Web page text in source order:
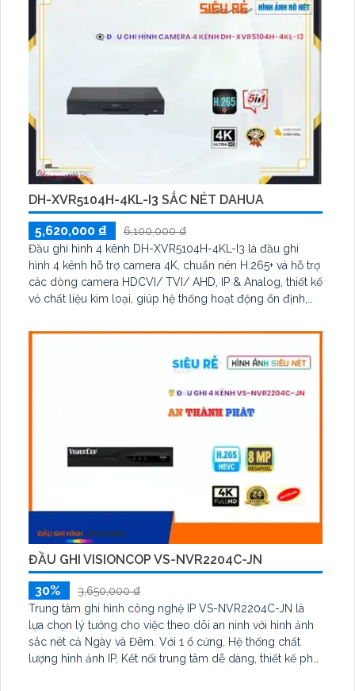
DH-XVR5104H-4KL-I3 SẮC NÉT DAHUA
5,620,000 ₫
6,100,000 ₫
Đầu ghi hình 4 kênh DH-XVR5104H-4KL-I3 là đầu ghi
hình 4 kênh hỗ trợ camera 4K, chuẩn nén H.265+ và hỗ trợ
các dòng camera HDCVI/ TVI/ AHD, IP & Analog, thiết kế
vỏ chất liệu kim loại, giúp hệ thống hoạt động ổn định,
phẩm chất lượng với độ phân giải lên đến 8.0 megapixel,
ĐẦU GHI VISIONCOP VS-NVR2204C-JN
30%
3,650,000 ₫
Trung tâm ghi hình công nghệ IP VS-NVR2204C-JN là
lựa chọn lý tưởng cho việc theo dõi an ninh với hình ảnh
sắc nét cả Ngày và Đêm. Với 1 ổ cứng, Hệ thống chất
lượng hình ảnh IP, Kết nối trung tâm dễ dàng, thiết kế phù